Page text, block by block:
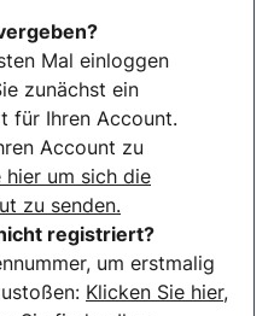
Mal einloggen
zunächst ein
für Ihren Account.
Account zu
hier um sich die
zu senden.
registriert?
um erstmalig
Klicken Sie hier,